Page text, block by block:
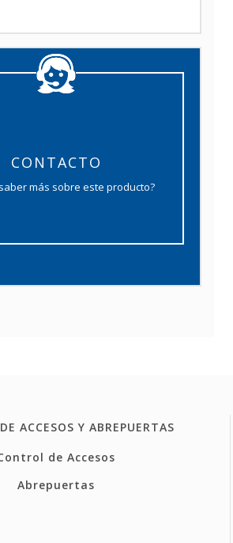
CONTACTO
más sobre este producto?
ACCESOS Y ABREPUERTAS
de Accesos
Abrepuertas